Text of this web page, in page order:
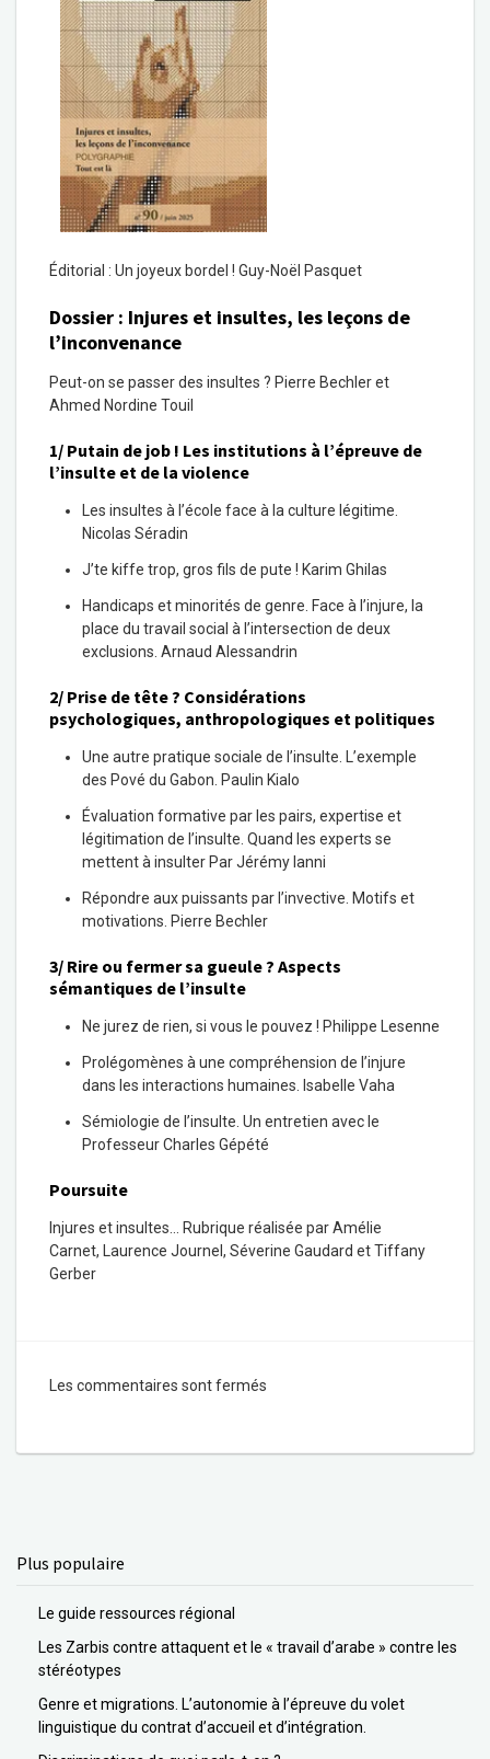
Éditorial : Un joyeux bordel ! Guy-Noël Pasquet
Dossier : Injures et insultes, les leçons de
l’inconvenance
Peut-on se passer des insultes ? Pierre Bechleret
Ahmed Nordine Touil
1/ Putain de job ! Les institutions à l’épreuve de
l’insulte et de la violence
Les insultes à l’école face à la culture légitime.
Nicolas Séradin
J’te kiffe trop, gros fils de pute ! Karim Ghilas
Handicaps et minorités de genre. Face à l’injure, la
place du travail social à l’intersection de deux
exclusions. Arnaud Alessandrin
2/ Prise de tête ? Considérations
psychologiques, anthropologiques et politiques
Une autre pratique sociale de l’insulte. L’exemple
des Pové du Gabon. Paulin Kialo
Évaluation formative par les pairs, expertise et
légitimation de l’insulte. Quand les experts se
mettent à insulter ParJérémy Ianni
Répondre aux puissants par l’invective. Motifs et
motivations. Pierre Bechler
3/ Rire ou fermer sa gueule ? Aspects
sémantiques de l’insulte
Ne jurez de rien, si vous le pouvez ! Philippe Lesenne
Prolégomènes à une compréhension de l’injure
dans les interactions humaines. Isabelle Vaha
Sémiologie de l’insulte. Un entretien avec le
Professeur Charles Gépété
Poursuite
Injures et insultes… Rubrique réalisée parAmélie
Carnet, Laurence Journel, Séverine Gaudard etTiffany
Gerber
Les commentaires sont fermés
Plus populaire
Le guide ressources régional
Les Zarbis contre attaquent et le « travail d’arabe » contre les
stéréotypes
Genre et migrations. L’autonomie à l’épreuve du volet
linguistique du contrat d’accueil et d’intégration.